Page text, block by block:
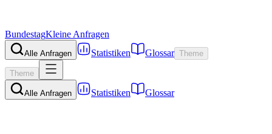
BundestagKleine Anfragen
Alle Anfragen Statistiken Glossar Theme
Theme
Alle Anfragen Statistiken Glossar